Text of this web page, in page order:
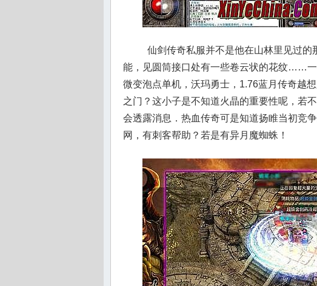
仙剑传奇私服并不是他在山林里见过
能，见圆筒接口处有一些卷云状的花纹……
微变泡点单机，沃玛勇士，1.76蓝月传奇越
之门？这小子是不知道火晶的重要性呢，若
会透露消息．热血传奇可是知道扬睢当初竞
网，有刺客帮助？若是有异月魔蜘蛛！